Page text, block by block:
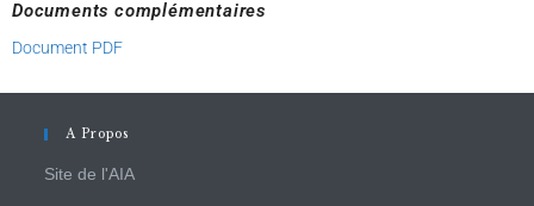
Documents complémentaires
Document PDF
A Propos
Site de l'AIA